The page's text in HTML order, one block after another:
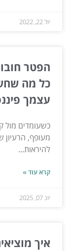
יול 22, 2022
הפטר
כל מה
עצמך
כשעומדים מול
מעופף, הרעיון
להיראות...
קרא עוד »
יונ 07, 2025
איך